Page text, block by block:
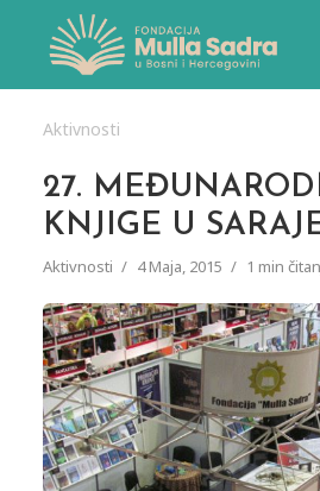
Aktivnosti
27.
KNJIGE U
Aktivnosti 4 Maja, 2015 1 min